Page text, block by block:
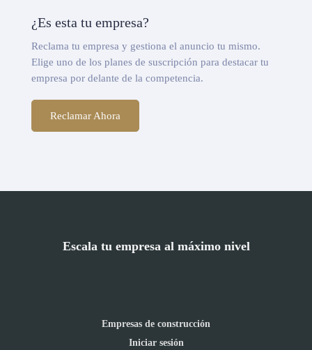
¿Es esta tu empresa?
Reclama tu empresa y gestiona el anuncio tu mismo.
Elige uno de los planes de suscripción para destacar tu
empresa por delante de la competencia.
Reclamar Ahora
Escala tu empresa al máximo nivel
Empresas de construcción
Iniciar sesión